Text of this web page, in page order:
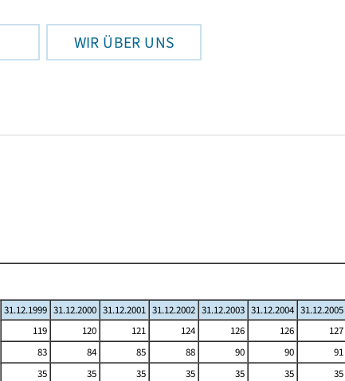
WIR ÜBER UNS
31.12.1999 31.12.2000 31.12.2001 31.12.2002 31.12.2003 31.12.2004 31.12.2005
119 120 121 124 126 126
127
83 84 85 88 90 90
91
35 35 35 35 35 35
35